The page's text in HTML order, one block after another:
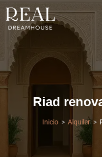
Riad
Inicio Alquiler